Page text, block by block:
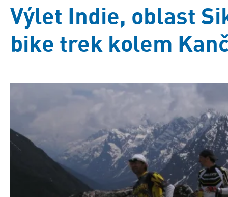
Výlet Indie, oblast
bike trek kolem